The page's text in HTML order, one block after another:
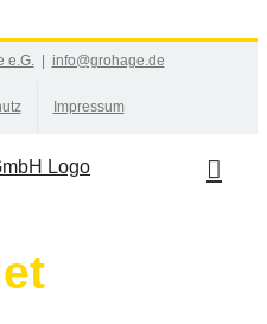
e.G. info@grohage.de
Impressum